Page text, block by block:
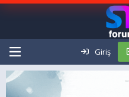
Giriş